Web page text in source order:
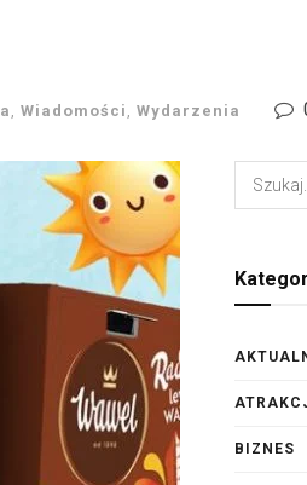
, Wiadomości , Wydarzenia
BIZNES